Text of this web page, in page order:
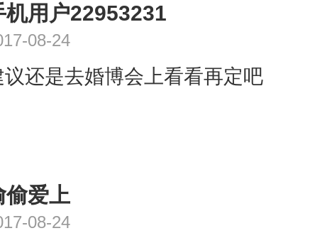
机用户22953231
08-24
议还是去婚博会上看看再定吧
偷爱上
08-24